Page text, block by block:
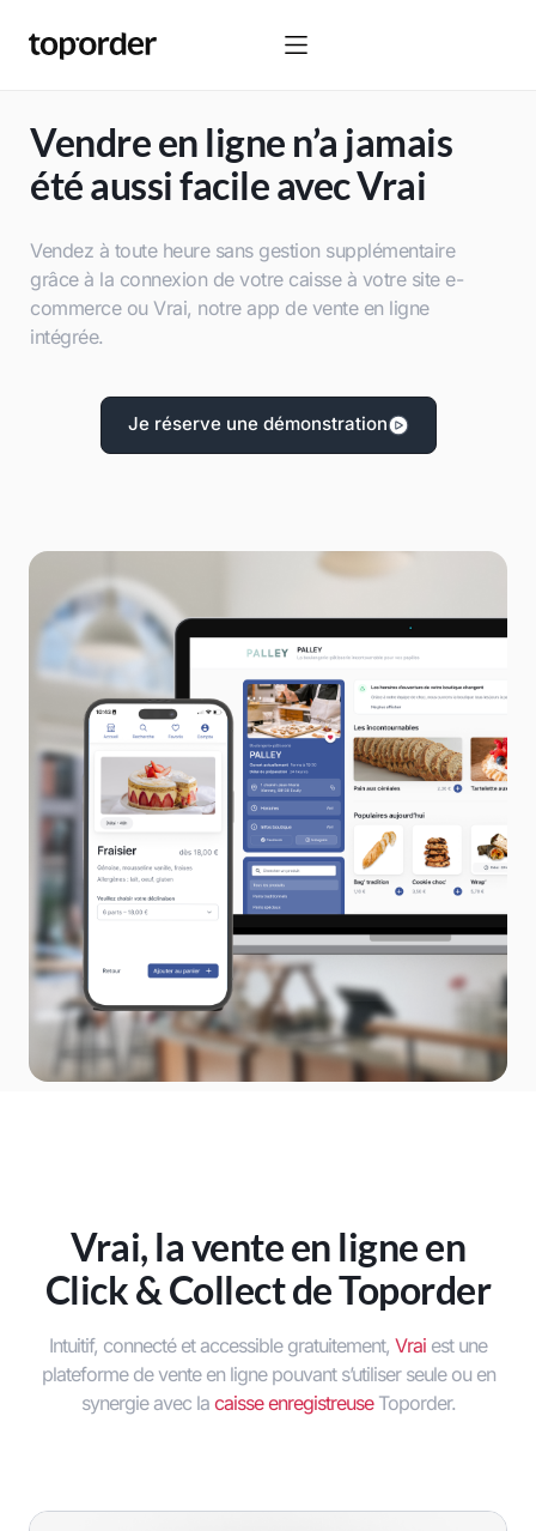
Vendre en ligne n’a jamais
été aussi facile avec Vrai
Vendez à toute heure sans gestion supplémentaire
grâce à la connexion de votre caisse à votre site e-
commerce ou Vrai, notre app de vente en ligne
intégrée.
Je réserve une démonstration
Vrai, la vente en ligne en
Click & Collect de Toporder
Intuitif, connecté et accessible gratuitement, Vrai est une
plateforme de vente en ligne pouvant s’utiliser seule ou en
synergie avec la caisse enregistreuseToporder.